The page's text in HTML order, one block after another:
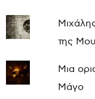
της
Μια
Μάγο